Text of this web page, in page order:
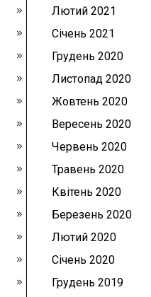
Лютий 2021
Січень 2021
Грудень 2020
Листопад 2020
Жовтень 2020
Вересень 2020
Червень 2020
Травень 2020
Квітень 2020
Березень 2020
Лютий 2020
Січень 2020
Грудень 2019